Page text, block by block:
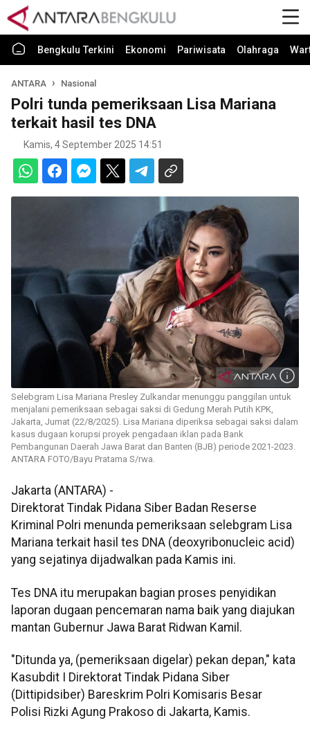
Bengkulu Terkini Ekonomi Pariwisata Olahraga
ANTARA Nasional
Polri tunda pemeriksaan Lisa Mariana
terkait hasil tes DNA
Kamis, 4 September 2025 14:51
Selebgram Lisa Mariana Presley Zulkandar menunggu panggilan untuk
menjalani pemeriksaan sebagai saksi di Gedung Merah Putih KPK,
Jakarta, Jumat (22/8/2025). Lisa Mariana diperiksa sebagai saksi dalam
kasus dugaan korupsi proyek pengadaan iklan pada Bank
Pembangunan Daerah Jawa Barat dan Banten (BJB) periode 2021-2023.
ANTARA FOTO/Bayu Pratama S/rwa.
Jakarta (ANTARA) -
Direktorat Tindak Pidana Siber Badan Reserse
Kriminal Polri menunda pemeriksaan selebgram Lisa
Mariana terkait hasil tes DNA (deoxyribonucleic acid)
yang sejatinya dijadwalkan pada Kamis ini.
Tes DNA itu merupakan bagian proses penyidikan
laporan dugaan pencemaran nama baik yang diajukan
mantan Gubernur Jawa Barat Ridwan Kamil.
"Ditunda ya, (pemeriksaan digelar) pekan depan," kata
Kasubdit I Direktorat Tindak Pidana Siber
(Dittipidsiber) Bareskrim Polri Komisaris Besar
Polisi Rizki Agung Prakoso di Jakarta, Kamis.